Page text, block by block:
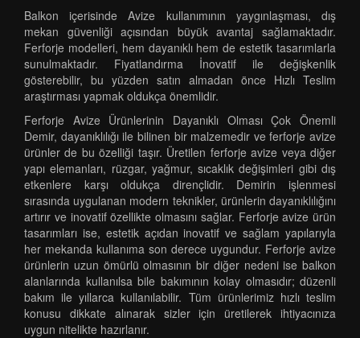
Balkon içerisinde Avize kullanımının yaygınlaşması, dış
mekan güvenliği açısından büyük avantaj sağlamaktadır.
Ferforje modelleri, hem dayanıklı hem de estetik tasarımlarla
sunulmaktadır. Fiyatlandırma İnovatif ile değişkenlik
gösterebilir, bu yüzden satın almadan önce Hızlı Teslim
araştırması yapmak oldukça önemlidir.
Ferforje Avize Ürünlerinin Dayanıklı Olması Çok Önemli
Demir, dayanıklılığı ile bilinen bir malzemedir ve ferforje avize
ürünler de bu özelliği taşır. Üretilen ferforje avize veya diğer
yapı elemanları, rüzgar, yağmur, sıcaklık değişimleri gibi dış
etkenlere karşı oldukça dirençlidir. Demirin işlenmesi
sırasında uygulanan modern teknikler, ürünlerin dayanıklılığını
artırır ve inovatif özellikte olmasını sağlar. Ferforje avize ürün
tasarımları ise, estetik açıdan inovatif ve sağlam yapılarıyla
her mekanda kullanıma son derece uygundur. Ferforje avize
ürünlerin uzun ömürlü olmasının bir diğer nedeni ise balkon
alanlarında kullanılsa bile bakımının kolay olmasıdır; düzenli
bakım ile yıllarca kullanılabilir. Tüm ürünlerimiz hızlı teslim
konusu dikkate alınarak sizler için üretilerek ihtiyacınıza
uygun nitelikte hazırlanır.